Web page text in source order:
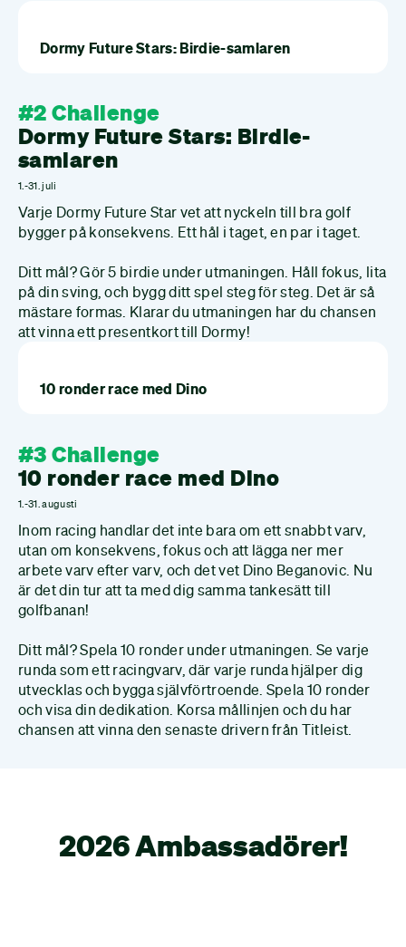
Dormy Future Stars: Birdie-samlaren
#2 Challenge
Dormy Future Stars: Birdie-
samlaren
1.-31. juli
Varje Dormy Future Star vet att nyckeln till bra golf
bygger på konsekvens. Ett hål i taget, en par i taget.
Ditt mål? Gör 5 birdie under utmaningen. Håll fokus, lita
på din sving, och bygg ditt spel steg för steg. Det är så
mästare formas. Klarar du utmaningen har du chansen
att vinna ett presentkort till Dormy!
10 ronder race med Dino
#3 Challenge
10 ronder race med Dino
1.-31. augusti
Inom racing handlar det inte bara om ett snabbt varv,
utan om konsekvens, fokus och att lägga ner mer
arbete varv efter varv, och det vet Dino Beganovic. Nu
är det din tur att ta med dig samma tankesätt till
golfbanan!
Ditt mål? Spela 10 ronder under utmaningen. Se varje
runda som ett racingvarv, där varje runda hjälper dig
utvecklas och bygga självförtroende. Spela 10 ronder
och visa din dedikation. Korsa mållinjen och du har
chansen att vinna den senaste drivern från Titleist.
2026 Ambassadörer!